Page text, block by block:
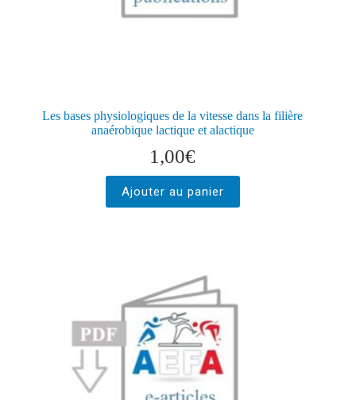
Les bases physiologiques de la vitesse dans la filière
anaérobique lactique et alactique
1,00€
Ajouter au panier